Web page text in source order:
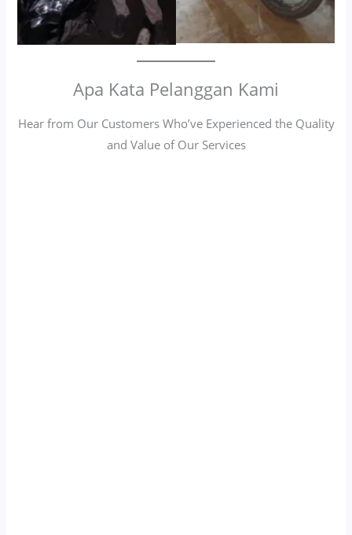
Apa Kata Pelanggan Kami
Hear from Our Customers Who’ve Experienced the Quality
and Value of Our Services